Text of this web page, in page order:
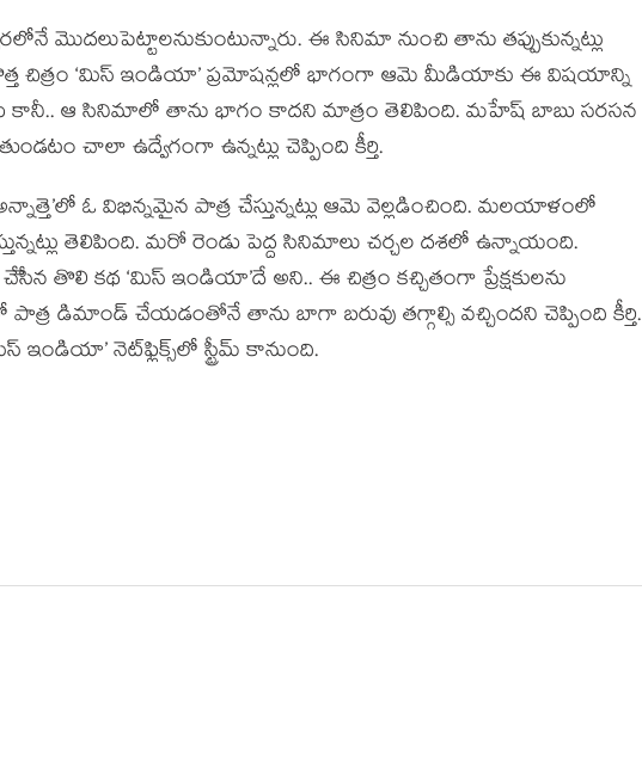
మొదలుపెట్టాలనుకుంటున్నారు. ఈ సినిమా నుంచి తాను తప్పుకున్నట్లు
చిత్రం ‘మిస్ ఇండియా’ ప్రమోషన్లలో భాగంగా ఆమె మీడియాకు ఈ విషయాన్ని
కానీ.. ఆ సినిమాలో తాను భాగం కాదని మాత్రం తెలిపింది. మహేష్ బాబు సరసన
చాలా ఉద్వేగంగా ఉన్నట్లు చెప్పింది కీర్తి.
ఓ విభిన్నమైన పాత్ర చేస్తున్నట్లు ఆమె వెల్లడించింది. మలయాళంలో
తెలిపింది. మరో రెండు పెద్ద సినిమాలు చర్చల దశలో ఉన్నాయంది.
తొలి కథ ‘మిస్ ఇండియా’దే అని.. ఈ చిత్రం కచ్చితంగా ప్రేక్షకులను
పాత్ర డిమాండ్ చేయడంతోనే తాను బాగా బరువు తగ్గాల్సి వచ్చిందని చెప్పింది కీర్తి.
ఇండియా’ నెట్‌ఫ్లిక్స్‌లో స్ట్రీమ్ కానుంది.